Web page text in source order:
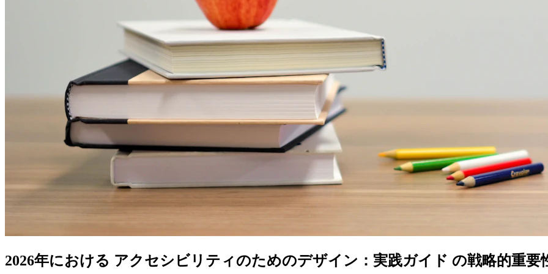
2026年における アクセシビリティのためのデザイン：実践ガイド の戦略的重要